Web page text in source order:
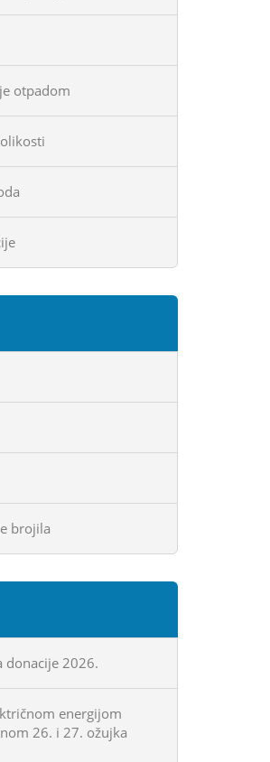
otpadom
brojila
donacije 2026.
energijom
26. i 27. ožujka